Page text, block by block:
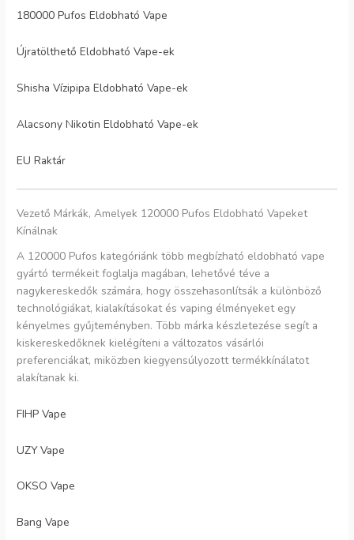
180000 Pufos Eldobható Vape
Újratölthető Eldobható Vape-ek
Shisha Vízipipa Eldobható Vape-ek
Alacsony Nikotin Eldobható Vape-ek
EU Raktár
Vezető Márkák, Amelyek 120000 Pufos Eldobható Vapeket
Kínálnak
A 120000 Pufos kategóriánk több megbízható eldobható vape
gyártó termékeit foglalja magában, lehetővé téve a
nagykereskedők számára, hogy összehasonlítsák a különböző
technológiákat, kialakításokat és vaping élményeket egy
kényelmes gyűjteményben. Több márka készletezése segít a
kiskereskedőknek kielégíteni a változatos vásárlói
preferenciákat, miközben kiegyensúlyozott termékkínálatot
alakítanak ki.
FIHP Vape
UZY Vape
OKSO Vape
Bang Vape